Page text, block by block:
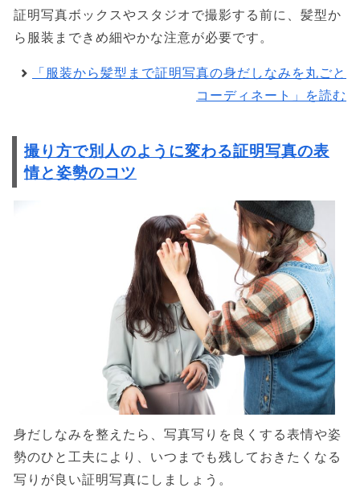
証明写真ボックスやスタジオで撮影する前に、髪型か
ら服装まできめ細やかな注意が必要です。
「服装から髪型まで証明写真の身だしなみを丸ごと
コーディネート」を読む
撮り方で別人のように変わる証明写真の表
情と姿勢のコツ
身だしなみを整えたら、写真写りを良くする表情や姿
勢のひと工夫により、いつまでも残しておきたくなる
写りが良い証明写真にしましょう。